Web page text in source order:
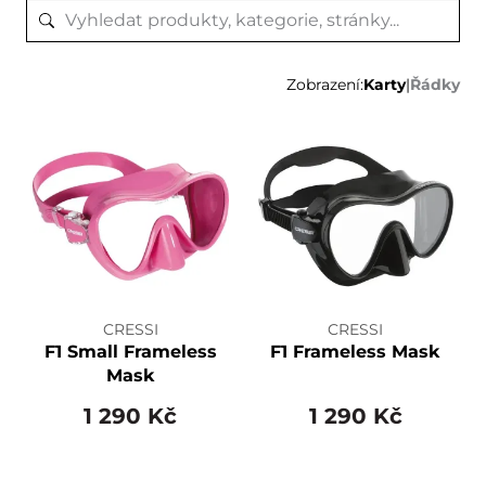
Zobrazení:Karty|Řádky
CRESSI
F1 Small Frameless
Mask
1 290 Kč
CRESSI
F1 Frameless Mask
1 290 Kč